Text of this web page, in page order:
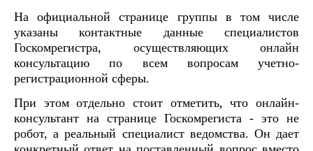
На официальной странице группы в том числе
указаны контактные данные специалистов
Госкомрегистра, осуществляющих онлайн
консультацию по всем вопросам учетно-
регистрационной сферы.
При этом отдельно стоит отметить, что онлайн-
консультант на странице Госкомрегиста - это не
робот, а реальный специалист ведомства. Он дает